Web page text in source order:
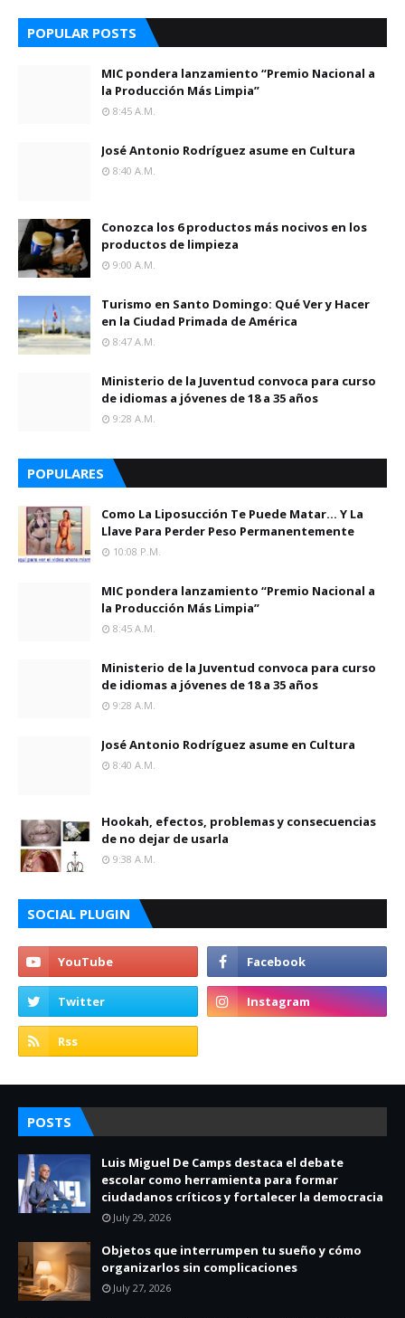
POPULAR POSTS
MIC pondera lanzamiento “Premio Nacional a
la Producción Más Limpia”
8:45 A.m.
José Antonio Rodríguez asume en Cultura
8:40 A.m.
Conozca los 6 productos más nocivos en los
productos de limpieza
9:00 A.m.
Turismo en Santo Domingo: Qué Ver y Hacer
en la Ciudad Primada de América
8:47 A.m.
Ministerio de la Juventud convoca para curso
de idiomas a jóvenes de 18 a 35 años
9:28 A.m.
POPULARES
Como La Liposucción Te Puede Matar… Y La
Llave Para Perder Peso Permanentemente
10:08 P.m.
MIC pondera lanzamiento “Premio Nacional a
la Producción Más Limpia”
8:45 A.m.
Ministerio de la Juventud convoca para curso
de idiomas a jóvenes de 18 a 35 años
9:28 A.m.
José Antonio Rodríguez asume en Cultura
8:40 A.m.
Hookah, efectos, problemas y consecuencias
de no dejar de usarla
9:38 A.m.
SOCIAL PLUGIN
POSTS
Luis Miguel De Camps destaca el debate
escolar como herramienta para formar
ciudadanos críticos y fortalecer la democracia
July 29, 2026
Objetos que interrumpen tu sueño y cómo
organizarlos sin complicaciones
July 27, 2026